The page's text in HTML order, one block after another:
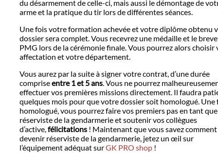
du désarmement de celle-ci, mais aussi le démontage de
arme et la pratique du tir lors de différentes séances.
Une fois votre formation achevée et votre diplôme obtenu
dossier sera complet. Vous recevrez une médaille et le
PMG lors de la cérémonie finale. Vous pourrez alors choisir
affectation et votre département.
Vous aurez par la suite à signer votre contrat, d’une durée
compriseentre 1 et 5 ans. Vous ne pourrez
effectuer vos premières missions directement. Il faudra
quelques mois pour que votre dossier soit homologué. Une
homologué, vous pourrez faire vos premiers pas en tant que
réserviste de la gendarmerie et soutenir vos collègues
d’active,félicitations ! Maintenant que vous savez comment
devenir réserviste de la gendarmerie, jetez un œil sur
l’équipement adéquat surGK PRO shop !